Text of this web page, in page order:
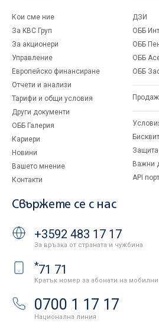
Кои сме ние
За KBC Груп
За акционери
Управление
Европейско финансиране
Отчети и анализи
Тарифи и общи условия
Други документи
ОББ Галерия
Кариери
Новини
Вашето мнение
Контакти
ДЗИ
ОББ
ОББ
ОББ
ОББ
Важни
API
Свържете се с нас
+3592 483 17 17
За връзка от страната и чужбина
*71 71
Кратък номер за абонати на
0700 1 17 17
Национална линия